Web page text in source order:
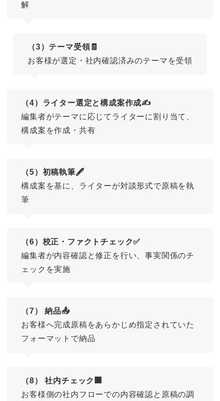
解
（3）テーマ受領🧾
お客様が選定・社内確認済みのテーマを受領
（4）ライター選定と構成案作成✍️
編集者がテーマに応じてライターに割り当て、
構成案を作成・共有
（5）初稿執筆🖋️
構成案を基に、ライターが対談形式で原稿を執
筆
（6）校正・ファクトチェック✅
編集者が内容確認と修正を行い、事実関係のチ
ェックを実施
（7） 納品📤
お客様へ完成原稿をあらかじめ指定されていた
フォーマットで納品
（8） 社内チェック🏢
お客様側の社内フローでの内容確認と原稿の調